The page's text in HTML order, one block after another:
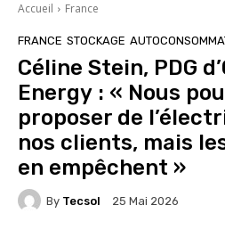
Accueil France
FRANCE STOCKAGE
Céline Stein, PDG
Energy : « Nous
proposer de
nos clients, mais
en empêchent »
By Tecsol 25 Mai 2026